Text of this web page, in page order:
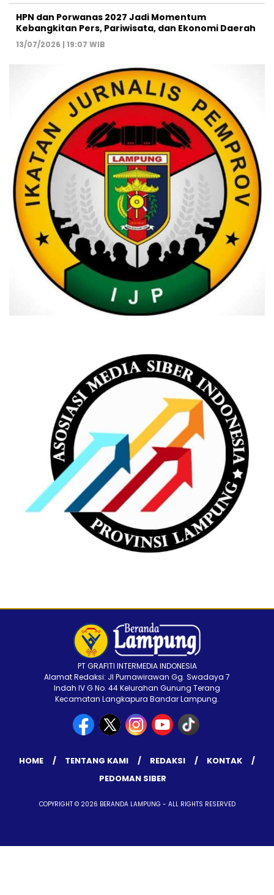
HPN dan Porwanas 2027 Jadi Momentum
Kebangkitan Pers, Pariwisata, dan Ekonomi Daerah
13/07/2026 | 19:07 WIB
PT GRAFITI INTERMEDIA INDONESIA
Alamat Redaksi: Jl Purnawirawan Gg. Swadaya 7
Indah IV G No. 44 Kelurahan Gunung Terang
Kecamatan Langkapura Bandar Lampung.
HOME TENTANG KAMI REDAKSI
KONTAK
PEDOMAN SIBER
COPYRIGHT © 2026 BERANDA LAMPUNG - ALL RIGHTS RESERVED